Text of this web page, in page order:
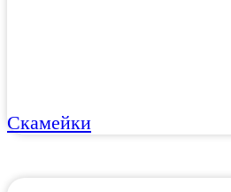
Скамейки